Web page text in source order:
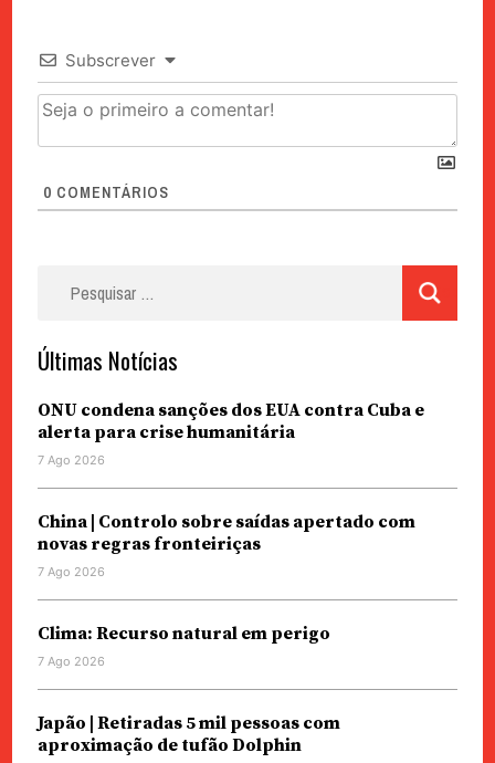
Subscrever
0 COMENTÁRIOS
Últimas Notícias
ONU condena sanções dos EUA contra Cuba e
alerta para crise humanitária
7 Ago 2026
China | Controlo sobre saídas apertado com
novas regras fronteiriças
7 Ago 2026
Clima: Recurso natural em perigo
7 Ago 2026
Japão | Retiradas 5 mil pessoas com
aproximação de tufão Dolphin